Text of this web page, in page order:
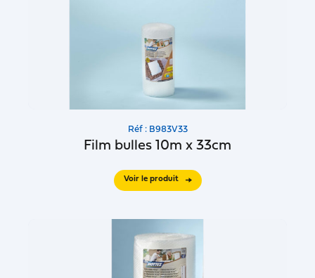
Réf : B983V33
Film bulles 10m x 33cm
Voir le produit